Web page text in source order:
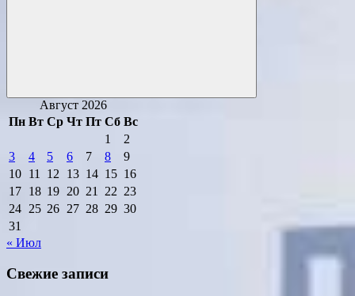
Поиск
Август 2026
Пн Вт Ср Чт Пт Сб Вс
1
2
3
4 5 6 7 8
9
10 11 12 13 14 15 16
17 18 19 20 21 22 23
24 25 26 27 28 29 30
31
« Июл
Свежие записи